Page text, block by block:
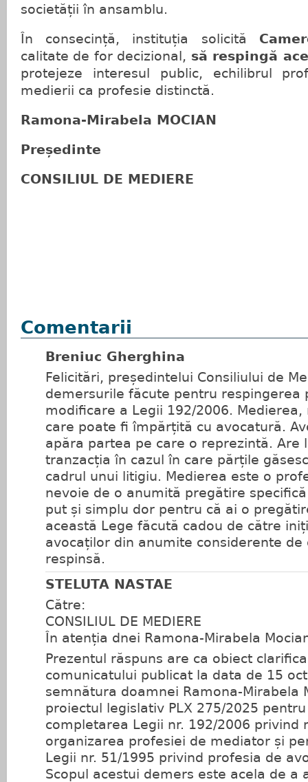
societății în ansamblu.
În consecință, instituția solicită
calitate de for decizional, să respingă
protejeze interesul public, echilibrul
medierii ca profesie distinctă.
Ramona-Mirabela MOCIAN
Președinte
CONSILIUL DE MEDIERE
Comentarii
Breniuc Gherghina
Felicitări, președintelui Consiliului de
demersurile făcute pentru respingerea
modificare a Legii 192/2006.
care poate fi împărțită cu avocatură.
apăra partea pe care o reprezintă. Are
tranzacția în cazul în care părțile
cadrul unui litigiu. Medierea este o
nevoie de o anumită pregătire
put și simplu dor pentru că ai o
această Lege făcută cadou de către
avocaților din anumite considerente de
respinsă.
STELUTA NASTAE
Către:
CONSILIUL DE MEDIERE
În atenția dnei Ramona-Mirabela
Prezentul răspuns are ca obiect
comunicatului publicat la data de 15
semnătura doamnei Ramona-Mirabela
proiectul legislativ PLX 275/2025
completarea Legii nr. 192/2006 privind
organizarea profesiei de mediator și
Legii nr. 51/1995 privind profesia de
Scopul acestui demers este acela de a